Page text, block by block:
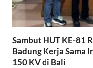
Sambut HUT KE-81
Badung Kerja
150 KV di Bali